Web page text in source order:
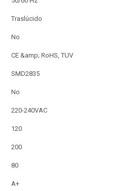
Traslúcido
No
CE &amp; RoHS, TUV
SMD2835
No
220-240VAC
120
200
80
A+